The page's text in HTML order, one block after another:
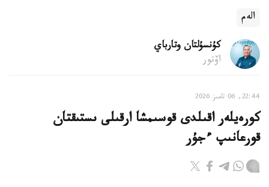
الەم
كۇنسۇلتان وتارباي
اۆتور
22:44, 06 تامىز 2026
كورەيلەر اقىلدى قوسىمشا ارقىلى ىستىقتان
قورعانىپ ءجۇر